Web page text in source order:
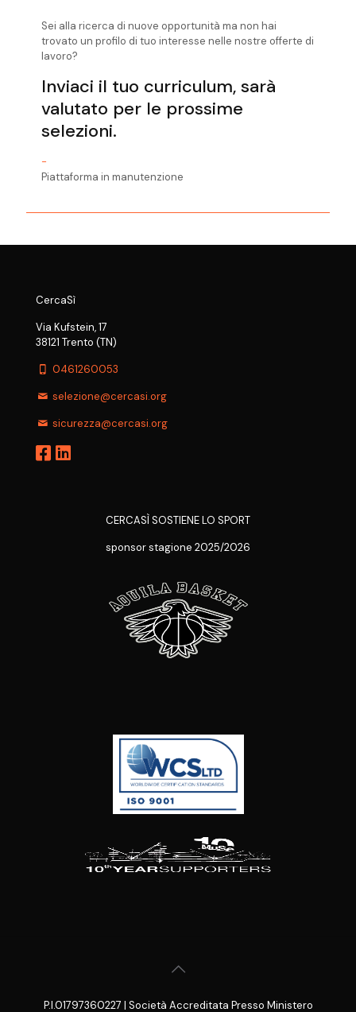
Sei alla ricerca di nuove opportunità ma non hai
trovato un profilo di tuo interesse nelle nostre offerte di
lavoro?
Inviaci il tuo curriculum, sarà
valutato per le prossime
selezioni.
-
Piattaforma in manutenzione
CercaSì
Via Kufstein, 17
38121 Trento (TN)
0461260053
selezione@cercasi.org
sicurezza@cercasi.org
CERCASÌ SOSTIENE LO SPORT
sponsor stagione 2025/2026
P.I.01797360227 | Società Accreditata Presso Ministero